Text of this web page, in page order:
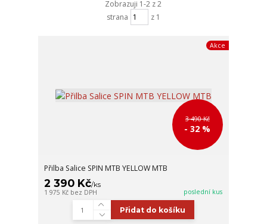
Zobrazuji 1-2 z 2
strana
z 1
Akce
3 490 Kč
- 32 %
Přilba Salice SPIN MTB YELLOW MTB
2 390 Kč/ks
1 975 Kč bez DPH poslední kus
Přidat do košíku